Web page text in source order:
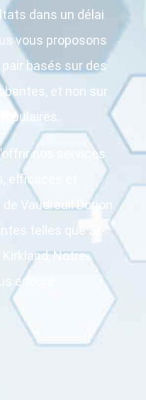
dans un délai
vous proposons
basés sur des
et non sur
nos services
efficaces et
Vaudreuil Dorion
telles que St-
Notre-
encore.